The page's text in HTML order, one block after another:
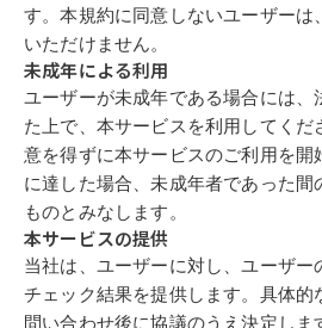
す。本規約に同意しないユーザーは
いただけません。
未成年による利用
ユーザーが未成年である場合には、
た上で、本サービスを利用してくだ
意を得ずに本サービスのご利用を開
に達した場合、未成年者であった間
ものと みなします。
本サービスの提供
当社は、ユーザーに対し、ユーザ
チェック結果を提供し ます。具体的
問い合わせ後に協議のうえ決定しま